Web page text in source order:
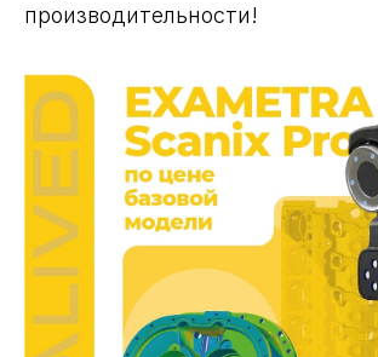
производительности!